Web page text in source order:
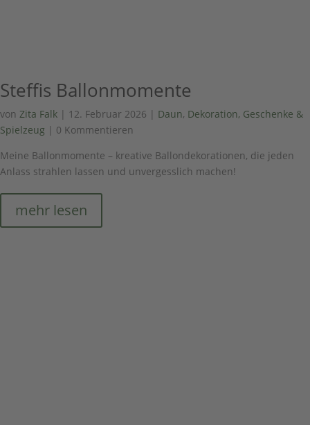
Steffis Ballonmomente
von Zita Falk | 12. Februar 2026 | Daun, Dekoration, Geschenke &
Spielzeug | 0 Kommentieren
Meine Ballonmomente – kreative Ballondekorationen, die jeden
Anlass strahlen lassen und unvergesslich machen!
mehr lesen